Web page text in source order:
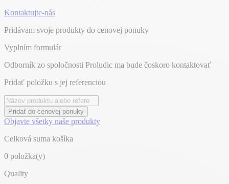
Kontaktujte-nás
Pridávam svoje produkty do cenovej ponuky
Vyplním formulár
Odborník zo spoločnosti Proludic ma bude čoskoro kontaktovať
Pridať položku s jej referenciou
Pridať do cenovej ponuky
Objavte všetky naše produkty
Celková suma košíka
0 položka(y)
Quality